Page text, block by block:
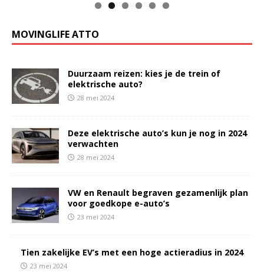
MOVINGLIFE ATTO
Duurzaam reizen: kies je de trein of
elektrische auto?
28 mei 2024
Deze elektrische auto’s kun je nog in 2024
verwachten
28 mei 2024
VW en Renault begraven gezamenlijk plan
voor goedkope e-auto’s
23 mei 2024
Tien zakelijke EV’s met een hoge actieradius in 2024
23 mei 2024